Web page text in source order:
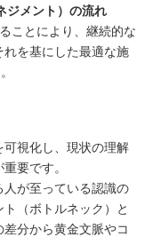
ジメント）の流れ
ことにより、継続的な
を基にした最適な施
視化し、現状の理解
要です。
が至っている認識の
（ボトルネック）と
分から黄金文脈やコ